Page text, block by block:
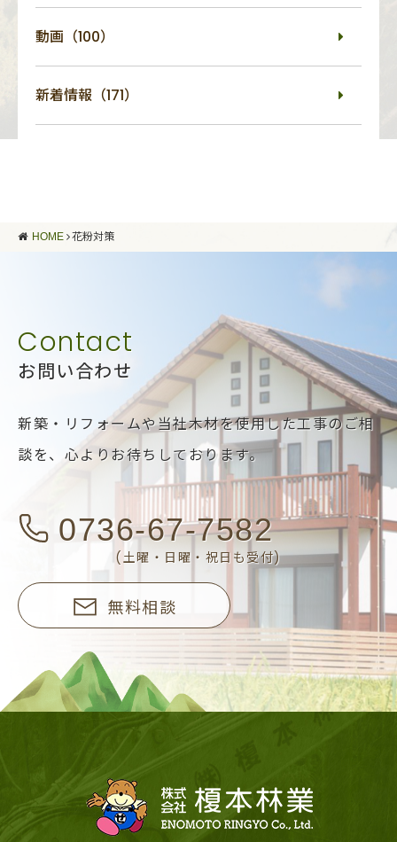
動画（100）
新着情報（171）
HOME 花粉対策
お問い合わせ
新築・リフォームや当社木材を使用した工事のご相
談を、 心よりお待ちしております。
0736-67-7582
(土曜・日曜・祝日も受付)
無料相談